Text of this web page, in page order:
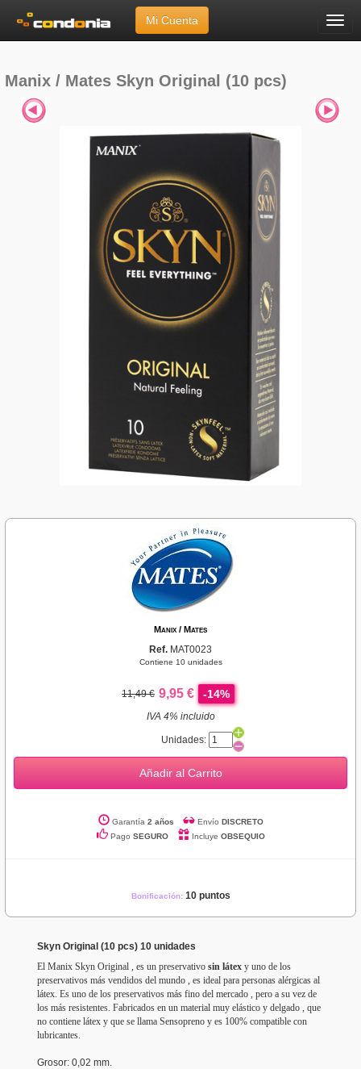
Menú
Mi Cuenta
Manix / Mates»Skyn Original (10 pcs)
Manix / Mates Skyn Original (10 pcs)
Manix / Mates
Ref. MAT0023
Contiene 10 unidades
11,49 € 9,95 € -14%
IVA 4% incluido
Unidades:
Añadir al Carrito
Garantía 2 años Envío DISCRETO
Pago SEGURO Incluye OBSEQUIO
Bonificación: 10 puntos
Skyn Original (10 pcs) 10 unidades
El Manix Skyn Original , es un preservativo sin látex y uno de los
preservativos más vendidos del mundo , es ideal para personas alérgicas al
látex. Es uno de los preservativos más fino del mercado , pero a su vez de
los más resistentes. Fabricados en un material muy elástico y delgado , que
no contiene látex y que se llama Sensopreno y es 100% compatible con
lubricantes.
Grosor: 0,02 mm.